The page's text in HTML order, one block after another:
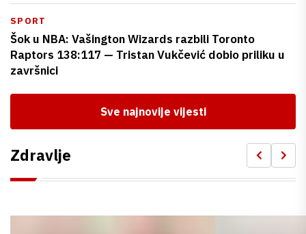
SPORT
Šok u NBA: Vašington Wizards razbili Toronto
Raptors 138:117 — Tristan Vukčević dobio priliku u
završnici
Sve najnovije vijesti
Zdravlje